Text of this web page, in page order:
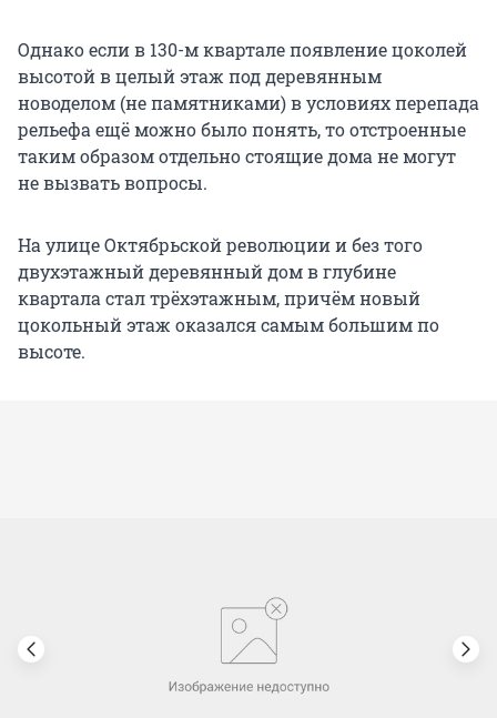
Однако если в 130-м квартале появление цоколей
высотой в целый этаж под деревянным
новоделом (не памятниками) в условиях перепада
рельефа ещё можно было понять, то отстроенные
таким образом отдельно стоящие дома не могут
не вызвать вопросы.
На улице Октябрьской революции и без того
двухэтажный деревянный дом в глубине
квартала стал трёхэтажным, причём новый
цокольный этаж оказался самым большим по
высоте.